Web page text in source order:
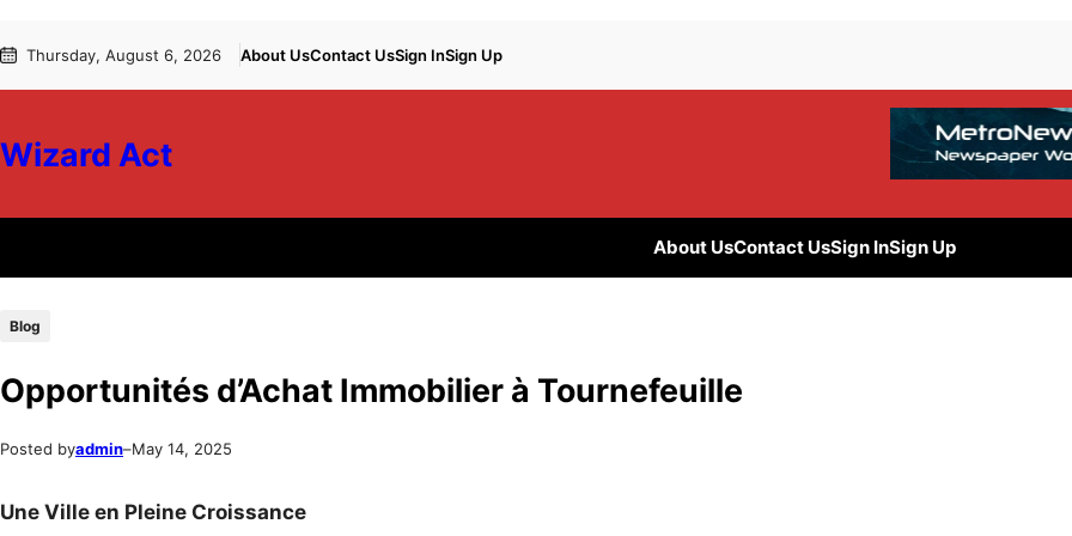
to
to Thursday, August 6, 2026 About UsContact UsSign InSign Up
Wizard Act
About UsContact UsSign InSign Up
Blog
Opportunités d’Achat Immobilier à Tournefeuille
Posted byadmin–May 14, 2025
Une Ville en Pleine Croissance